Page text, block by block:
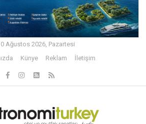
Ağustos 2026, Pazartesi
Künye Reklam İletişim